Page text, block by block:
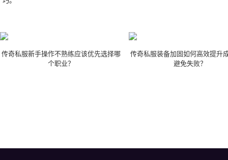
传奇私服新手操作不熟练应该优先选择哪
个职业？
传奇私服装备加固如何高效提升
避免失败？